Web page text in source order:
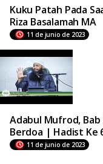
Kuku Patah Pada
Riza Basalamah MA
11 de junio de 2023
Adabul Mufrod,
Berdoa | Hadist Ke
11 de junio de 2023